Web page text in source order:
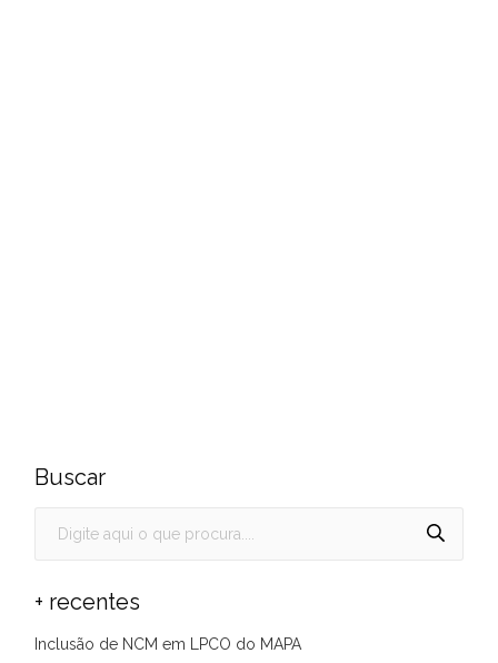
Buscar
+ recentes
Inclusão de NCM em LPCO do MAPA